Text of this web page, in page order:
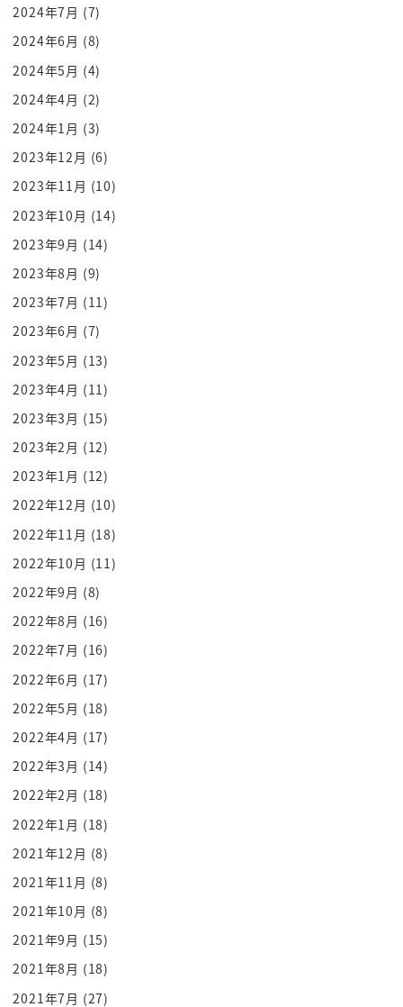
2024年7月 (7)
2024年6月 (8)
2024年5月 (4)
2024年4月 (2)
2024年1月 (3)
2023年12月 (6)
2023年11月 (10)
2023年10月 (14)
2023年9月 (14)
2023年8月 (9)
2023年7月 (11)
2023年6月 (7)
2023年5月 (13)
2023年4月 (11)
2023年3月 (15)
2023年2月 (12)
2023年1月 (12)
2022年12月 (10)
2022年11月 (18)
2022年10月 (11)
2022年9月 (8)
2022年8月 (16)
2022年7月 (16)
2022年6月 (17)
2022年5月 (18)
2022年4月 (17)
2022年3月 (14)
2022年2月 (18)
2022年1月 (18)
2021年12月 (8)
2021年11月 (8)
2021年10月 (8)
2021年9月 (15)
2021年8月 (18)
2021年7月 (27)